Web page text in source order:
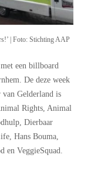
| Foto: Stichting AAP
een billboard
De deze week
van Gelderland is
Rights, Animal
Dierbaar
Hans Bouma,
VeggieSquad.